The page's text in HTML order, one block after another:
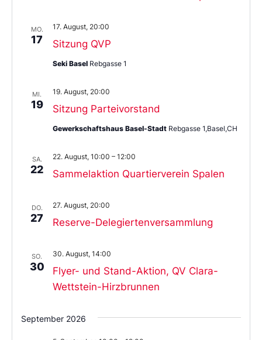
MO.
17 Sitzung QVP
17. August, 20:00
Seki Basel Rebgasse 1
MI.
19 Sitzung Parteivorstand
19. August, 20:00
Gewerkschaftshaus Basel-Stadt Rebgasse 1,Basel,CH
SA.
22 Sammelaktion Quartierverein Spalen
22. August, 10:00 – 12:00
DO.
27 Reserve-Delegiertenversammlung
27. August, 20:00
SO.
30
Flyer- und Stand-Aktion, QV Clara-
Wettstein-Hirzbrunnen
30. August, 14:00
September 2026